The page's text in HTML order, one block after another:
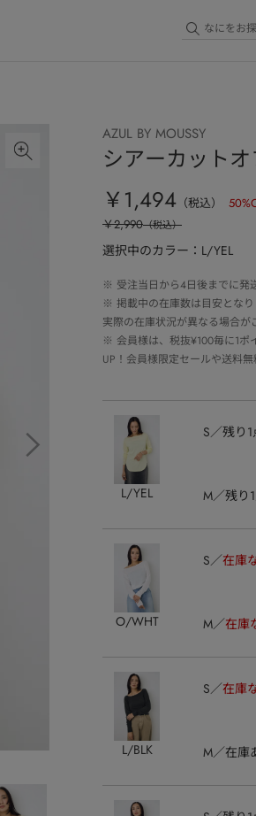
AZUL BY MOUSSY
シアーカット
￥1,494 （税込） 50
￥2,990（税込）
選択中のカラー：L/YEL
※ 受注当日から4日後までに発
※ 掲載中の在庫数は目安とな
実際の在庫状況が異なる場合が
※ 会員様は、税抜¥100毎に1
UP！会員様限定セールや送料
L/YEL
S 残り1
M 残り
O/WHT
S 在庫
M 在庫
L/BLK
S 在庫
M 在庫